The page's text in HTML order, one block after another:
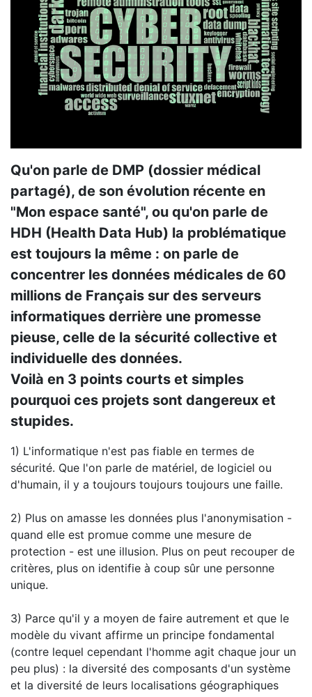
Qu'on parle de DMP (dossier médical
partagé), de son évolution récente en
"Mon espace santé", ou qu'on parle de
HDH (Health Data Hub) la problématique
est toujours la même : on parle de
concentrer les données médicales de 60
millions de Français sur des serveurs
informatiques derrière une promesse
pieuse, celle de la sécurité collective et
individuelle des données.
Voilà en 3 points courts et simples
pourquoi ces projets sont dangereux et
stupides.
1) L'informatique n'est pas fiable en termes de
sécurité. Que l'on parle de matériel, de logiciel ou
d'humain, il y a toujours toujours toujours une faille.
2) Plus on amasse les données plus l'anonymisation -
quand elle est promue comme une mesure de
protection - est une illusion. Plus on peut recouper de
critères, plus on identifie à coup sûr une personne
unique.
3) Parce qu'il y a moyen de faire autrement et que le
modèle du vivant affirme un principe fondamental
(contre lequel cependant l'homme agit chaque jour un
peu plus) : la diversité des composants d'un système
et la diversité de leurs localisations géographiques